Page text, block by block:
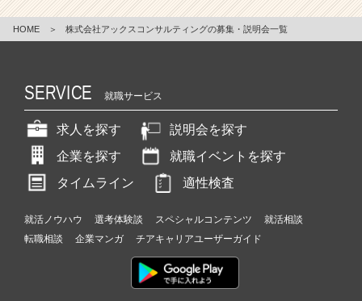
HOME ＞ 株式会社アックスコンサルティングの募集・説明会一覧
SERVICE 就職サービス
求人を探す
説明会を探す
企業を探す
就職イベントを探す
タイムライン
適性検査
就活ノウハウ 選考体験談 スペシャルコンテンツ
就活相談
転職相談
企業マンガ チアキャリアユーザーガイド